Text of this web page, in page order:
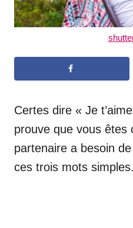
Certes dire « Je
prouve que vous êtes
partenaire a besoin
ces trois mots simples.